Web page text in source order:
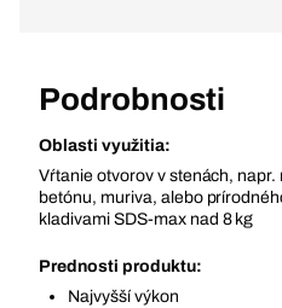
Podrobnosti
Oblasti využitia:
Vŕtanie otvorov v stenách,
betónu, muriva, alebo
kladivami SDS-max nad 8 kg
Prednosti produktu:
Najvyšší výkon